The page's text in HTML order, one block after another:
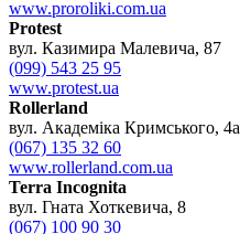
www.proroliki.com.ua
Protest
вул. Казимира Малевича, 87
(099) 543 25 95
www.protest.ua
Rollerland
вул. Академіка Кримського, 4а
(067) 135 32 60
www.rollerland.com.ua
Terra Incognita
вул. Гната Хоткевича, 8
(067) 100 90 30